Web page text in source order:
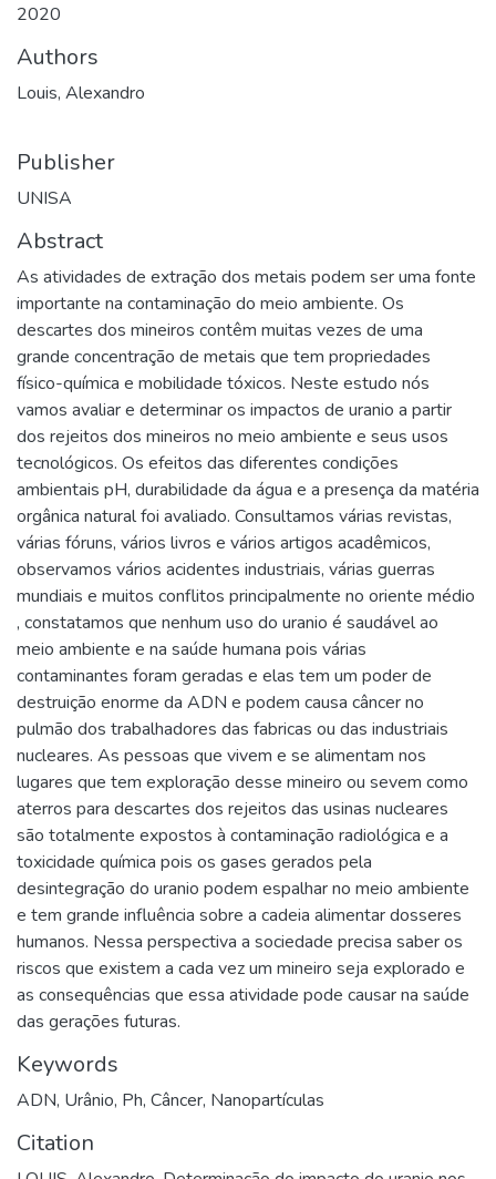
2020
Authors
Louis, Alexandro
Publisher
UNISA
Abstract
As atividades de extração dos metais podem ser uma fonte
importante na contaminação do meio ambiente. Os
descartes dos mineiros contêm muitas vezes de uma
grande concentração de metais que tem propriedades
físico-química e mobilidade tóxicos. Neste estudo nós
vamos avaliar e determinar os impactos de uranio a partir
dos rejeitos dos mineiros no meio ambiente e seus usos
tecnológicos. Os efeitos das diferentes condições
ambientais pH, durabilidade da água e a presença da matéria
orgânica natural foi avaliado. Consultamos várias revistas,
várias fóruns, vários livros e vários artigos acadêmicos,
observamos vários acidentes industriais, várias guerras
mundiais e muitos conflitos principalmente no oriente médio
, constatamos que nenhum uso do uranio é saudável ao
meio ambiente e na saúde humana pois várias
contaminantes foram geradas e elas tem um poder de
destruição enorme da ADN e podem causa câncer no
pulmão dos trabalhadores das fabricas ou das industriais
nucleares. As pessoas que vivem e se alimentam nos
lugares que tem exploração desse mineiro ou sevem como
aterros para descartes dos rejeitos das usinas nucleares
são totalmente expostos à contaminação radiológica e a
toxicidade química pois os gases gerados pela
desintegração do uranio podem espalhar no meio ambiente
e tem grande influência sobre a cadeia alimentar dosseres
humanos. Nessa perspectiva a sociedade precisa saber os
riscos que existem a cada vez um mineiro seja explorado e
as consequências que essa atividade pode causar na saúde
das gerações futuras.
Keywords
ADN, Urânio, Ph, Câncer, Nanopartículas
Citation